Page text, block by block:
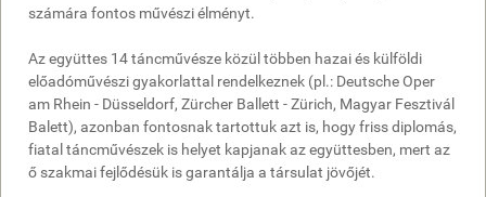
számára fontos művészi élményt.
Az együttes 14 táncművésze közül többen hazai és külföldi
előadóművészi gyakorlattal rendelkeznek (pl.: Deutsche Oper
am Rhein - Düsseldorf, Zürcher Ballett - Zürich, Magyar Fesztivál
Balett), azonban fontosnak tartottuk azt is, hogy friss diplomás,
fiatal táncművészek is helyet kapjanak az együttesben, mert az
ő szakmai fejlődésük is garantálja a társulat jövőjét.